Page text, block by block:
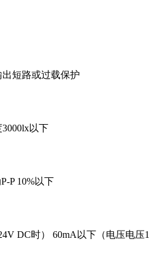
短路或过载保护
以下
P 10%以下
DC时） 60mA以下（电压电压1